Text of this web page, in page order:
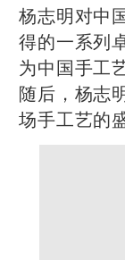
杨志明对中
得的一系列
为中国手工
随后，杨志
场手工艺的